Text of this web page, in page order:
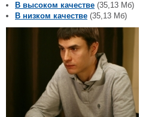
В высоком качестве (35,13 Мб)
В низком качестве (35,13 Мб)